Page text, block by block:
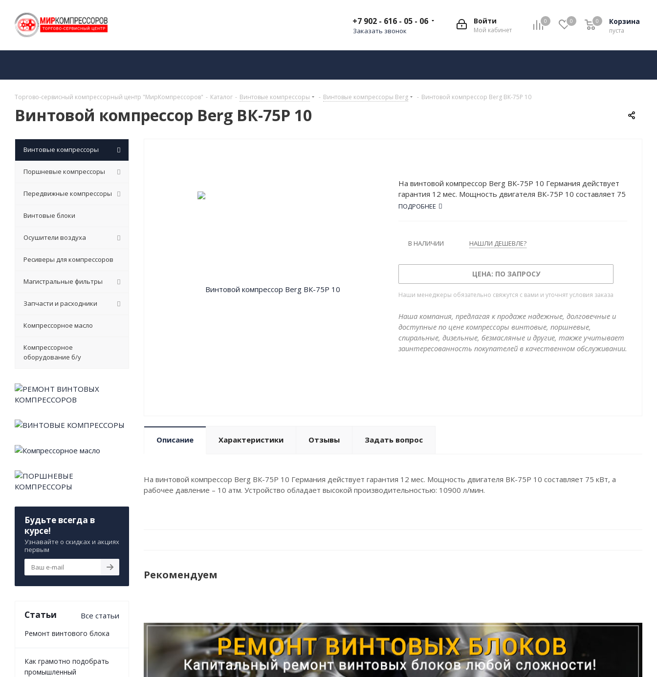
0 0 Корзина
пуста
0
Войти
Мой кабинет
+7 902 - 616 - 05 - 06
Заказать звонок
Торгово-сервисный компрессорный центр "МирКомпрессоров" - Каталог - Винтовые компрессоры - Винтовые компрессоры Berg - Винтовой компрессор Berg ВК-75Р 10
Винтовой компрессор Berg ВК-75Р 10
На винтовой компрессор Berg ВК-75Р 10 Германия действует
гарантия 12 мес. Мощность двигателя ВК-75Р 10 составляет 75
кВт, а рабочее давление – 10 атм. Устройство обладает
ПОДРОБНЕЕ
В НАЛИЧИИ НАШЛИ ДЕШЕВЛЕ?
ЦЕНА: ПО ЗАПРОСУ
Наши менеджеры обязательно свяжутся с вами и уточнят условия заказа
Наша компания, предлагая к продаже надежные, долговечные и
доступные по цене компрессоры винтовые, поршневые,
спиральные, дизельные, безмасляные и другие, также учитывает
заинтересованность покупателей в качественном обслуживании.
Описание Характеристики Отзывы Задать вопрос
На винтовой компрессор Berg ВК-75Р 10 Германия действует гарантия 12 мес. Мощность двигателя ВК-75Р 10 составляет 75 кВт, а
рабочее давление – 10 атм. Устройство обладает высокой производительностью: 10900 л/мин.
Рекомендуем
Винтовые компрессоры
Поршневые компрессоры
Передвижные компрессоры
Винтовые блоки
Осушители воздуха
Ресиверы для компрессоров
Магистральные фильтры
Запчасти и расходники
Компрессорное масло
Компрессорное
оборудование б/у
Будьте всегда в
курсе!
Узнавайте о скидках и акциях
первым
Статьи Все статьи
Ремонт винтового блока
Как грамотно подобрать
промышленный